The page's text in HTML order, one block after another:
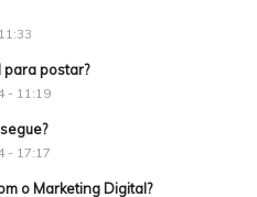
para postar?
- 11:19
- 17:17
o Marketing Digital?